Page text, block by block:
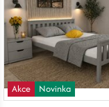
Akce
Novinka